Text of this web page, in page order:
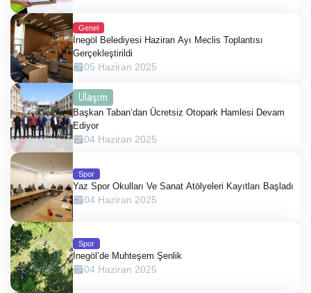
Genel
İnegöl Belediyesi Haziran Ayı Meclis Toplantısı
Gerçekleştirildi
05 Haziran 2025
Ulaşım
Başkan Taban’dan Ücretsiz Otopark Hamlesi Devam
Ediyor
04 Haziran 2025
Spor
Yaz Spor Okulları Ve Sanat Atölyeleri Kayıtları Başladı
04 Haziran 2025
Spor
İnegöl’de Muhteşem Şenlik
04 Haziran 2025